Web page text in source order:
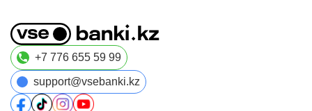
+7 776 655 59 99
support@vsebanki.kz